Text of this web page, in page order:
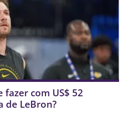
fazer com US$ 52
de LeBron?